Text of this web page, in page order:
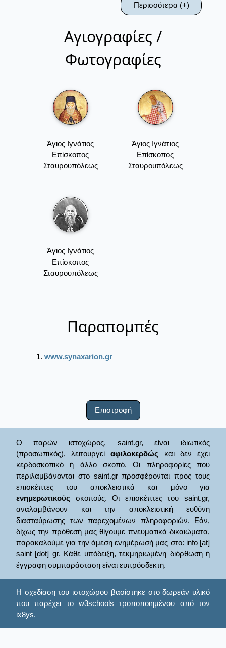
Περισσότερα (+)
Αγιογραφίες /
Φωτογραφίες
Άγιος Ιγνάτιος
Επίσκοπος
Σταυρουπόλεως
Άγιος Ιγνάτιος
Επίσκοπος
Σταυρουπόλεως
Άγιος Ιγνάτιος
Επίσκοπος
Σταυρουπόλεως
Παραπομπές
www.synaxarion.gr
Επιστροφή
Ο παρών ιστοχώρος, saint.gr, είναι ιδιωτικός
(προσωπικός), λειτουργείαφιλοκερδώς και δεν έχει
κερδοσκοπικό ή άλλο σκοπό. Οι πληροφορίες που
περιλαμβάνονται στο saint.gr προσφέρονται προς τους
επισκέπτες του αποκλειστικά και μόνο για
ενημερωτικούς σκοπούς. Οι επισκέπτες του saint.gr,
αναλαμβάνουν και την αποκλειστική ευθύνη
διασταύρωσης των παρεχομένων πληροφοριών. Εάν,
δίχως την πρόθεσή μας θίγουμε πνευματικά δικαιώματα,
παρακαλούμε για την άμεση ενημέρωσή μας στο: info [at]
saint [dot] gr. Κάθε υπόδειξη, τεκμηριωμένη διόρθωση ή
έγγραφη συμπαράσταση είναι ευπρόσδεκτη.
Η σχεδίαση του ιστοχώρου βασίστηκε στο δωρεάν υλικό
που παρέχει το w3schools τροποποιημένου από τον
ix8ys.